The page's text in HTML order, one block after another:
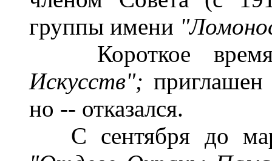
группы имени
Короткое
Искусств";
но -- отказался.
С сентября до